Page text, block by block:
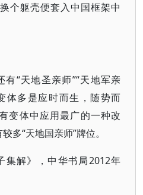
个躯壳便套入中国框架中
有“天地圣亲师”“天地军亲
体多是应时而生，随势而
变体中应用最广的一种改
多“天地国亲师”牌位。
集解》，中华书局2012年